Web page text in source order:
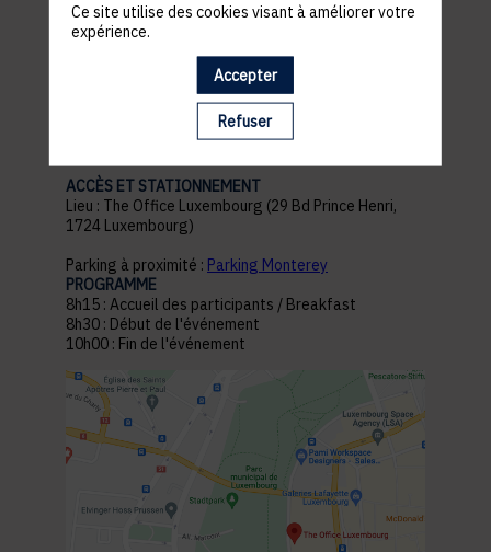
Informations
pratiques
ACCÈS ET STATIONNEMENT
Lieu : The Office Luxembourg (29 Bd Prince Henri,
1724 Luxembourg)
Parking à proximité : Parking Monterey
PROGRAMME
8h15 : Accueil des participants / Breakfast
8h30 : Début de l'événement
10h00 : Fin de l'événement
Ce site utilise des cookies visant à améliorer votre
expérience.
Accepter
Refuser